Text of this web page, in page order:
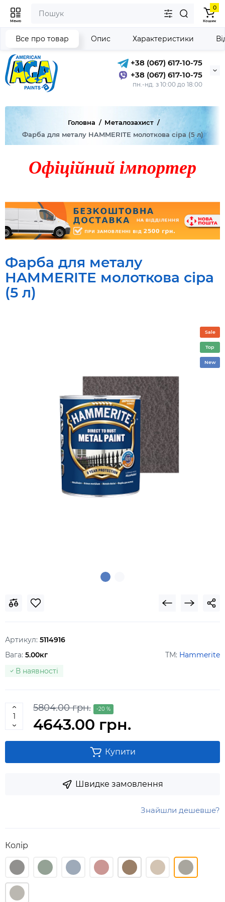
+38 (067) 617-10-75
+38 (067) 617-10-75
пн.-нд. з 10:00 до 18:00
Меню
0
Кошик
Головна
Металозахист
Фарба для металу HAMMERITE молоткова сіра (5 л)
Офіційний імпортер
Фарба для металу
HAMMERITE молоткова сіра
(5 л)
Все про товар Опис Характеристики
Sale
Top
New
Артикул: 5114916
ТМ: Hammerite
В наявності
Вага: 5.00кг
5804.00 грн. -20 %
4643.00 грн.
Купити
Швидке замовлення
Знайшли дешевше?
Колір